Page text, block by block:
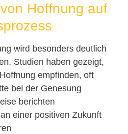
Hoffnung auf
wird besonders deutlich
Studien haben gezeigt,
empfinden, oft
bei der Genesung
berichten
einer positiven Zukunft